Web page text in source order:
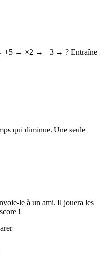
→ +5 → ×2 → −3 → ? Entraîne
qui diminue. Une seule
le à un ami. Il jouera les
!